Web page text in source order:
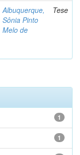
Albuquerque,
Sônia Pinto
Melo de
Tese
1
1